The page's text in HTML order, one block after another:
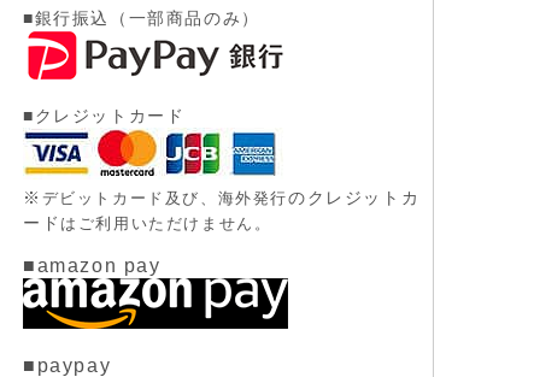
■銀行振込（一部商品のみ）
■クレジットカード
※ デビットカード及び、 海外発行のクレジットカ
ード はご利用いただけません。
■amazon pay
■paypay